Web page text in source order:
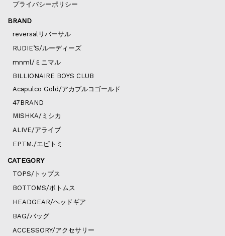
プライバシーポリシー
BRAND
reversalリバーサル
RUDIE’S/ルーディーズ
mnml/ミニマル
BILLIONAIRE BOYS CLUB
Acapulco Gold/アカプルコゴールド
47BRAND
MISHKA/ミシカ
ALIVE/アライブ
EPTM./エピトミ
CATEGORY
TOPS/トップス
BOTTOMS/ボトムス
HEADGEAR/ヘッドギア
BAG/バッグ
ACCESSORY/アクセサリー